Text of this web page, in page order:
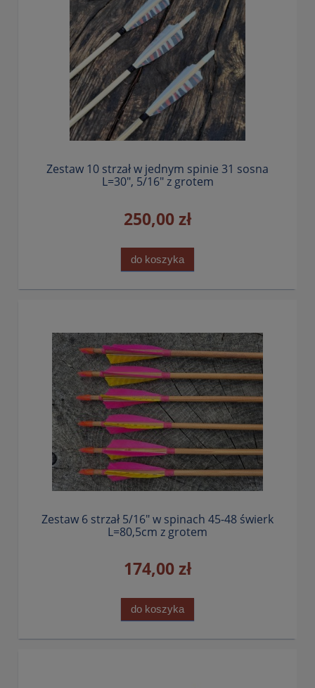
Zestaw 10 strzał w jednym spinie 31 sosna
L=30", 5/16" z grotem
250,00 zł
do koszyka
Zestaw 6 strzał 5/16" w spinach 45-48 świerk
L=80,5cm z grotem
174,00 zł
do koszyka